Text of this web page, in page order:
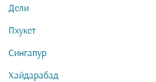
Дели
Пхукет
Сингапур
Хайдарабад